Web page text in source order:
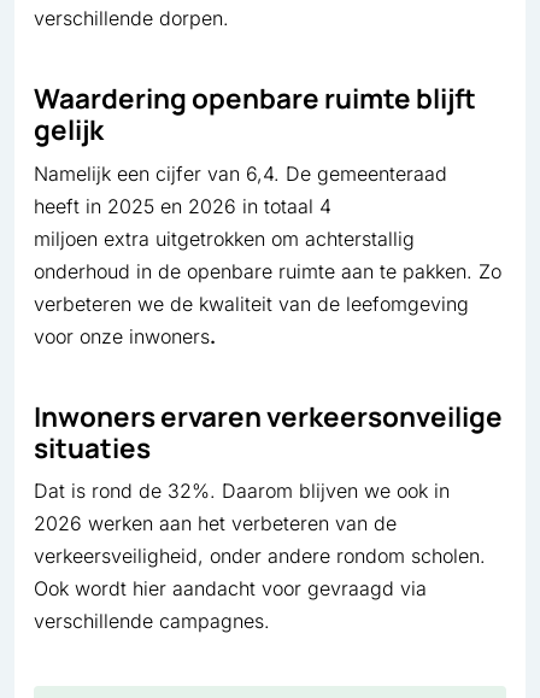
verschillende dorpen.
Waardering openbare ruimte blijft
gelijk
Namelijk een cijfer van 6,4. De gemeenteraad
heeft in 2025 en 2026 in totaal 4
miljoen extra uitgetrokken om achterstallig
onderhoud in de openbare ruimte aan te pakken. Zo
verbeteren we de kwaliteit van de leefomgeving
voor onze inwoners.
Inwoners ervaren verkeersonveilige
situaties
Dat is rond de 32%. Daarom blijven we ook in
2026 werken aan het verbeteren van de
verkeersveiligheid, onder andere rondom scholen.
Ook wordt hier aandacht voor gevraagd via
verschillende campagnes.